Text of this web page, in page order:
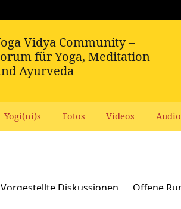
Yogi(ni)s Fotos Videos Audio
Vorgestellte Diskussionen Offene